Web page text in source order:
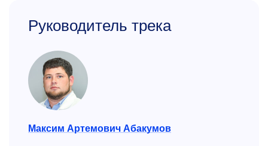
Руководитель трека
Максим Артемович Абакумов